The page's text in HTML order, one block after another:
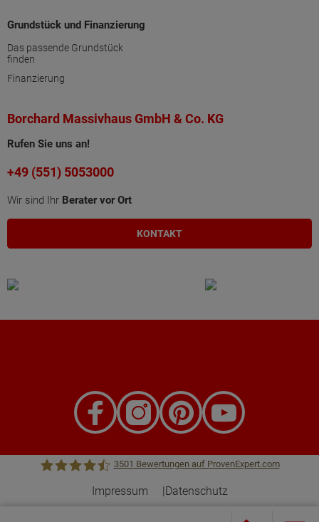
Grundstück und Finanzierung
Das passende Grundstück
finden
Finanzierung
Borchard Massivhaus GmbH & Co. KG
Rufen Sie uns an!
+49 (551) 5053000
Wir sind Ihr Berater vor Ort
KONTAKT
3501 Bewertungen auf ProvenExpert.com
Impressum Datenschutz